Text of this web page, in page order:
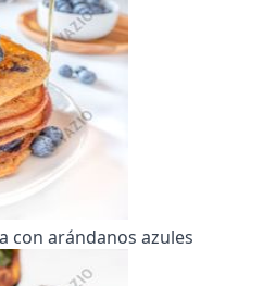
con arándanos azules